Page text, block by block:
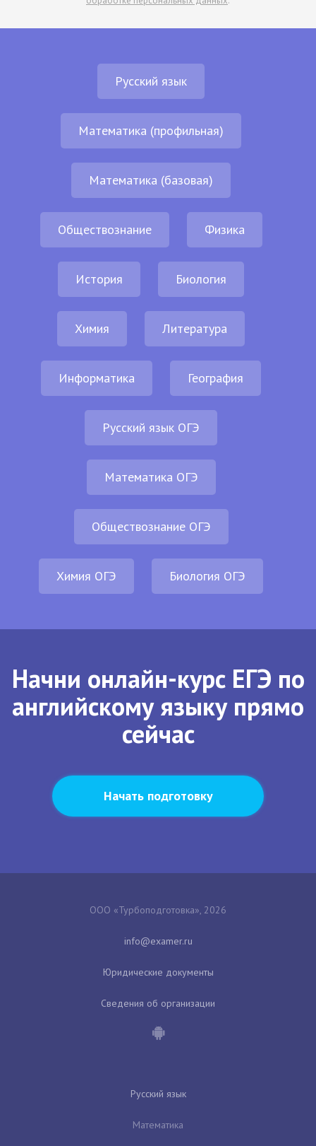
Русский язык
Математика (профильная)
Математика (базовая)
Обществознание Физика
История Биология
Химия Литература
Информатика География
Русский язык ОГЭ
Математика ОГЭ
Обществознание ОГЭ
Химия ОГЭ Биология ОГЭ
Начни онлайн-курс ЕГЭ по
английскому языку прямо
сейчас
Начать подготовку
ООО «Турбоподготовка», 2026
Юридические документы
Сведения об организации
Русский язык
Математика